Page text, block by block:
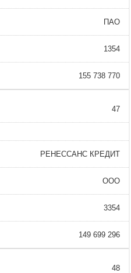
ПАО
1354
155 738 770
47
РЕНЕССАНС КРЕДИТ
ООО
3354
149 699 296
48